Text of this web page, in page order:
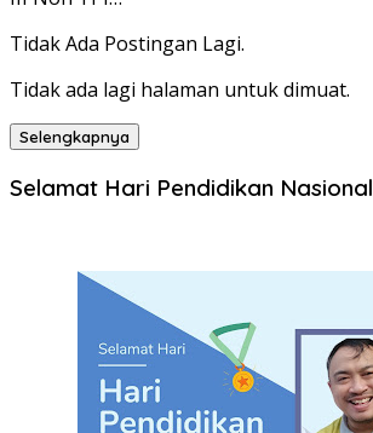
Tidak Ada Postingan Lagi.
Tidak ada lagi halaman untuk dimuat.
Selengkapnya
Selamat Hari Pendidikan Nasional